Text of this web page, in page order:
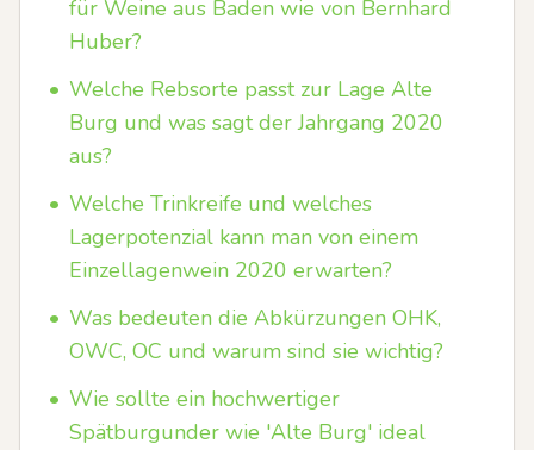
für Weine aus Baden wie von Bernhard
Huber?
• Welche Rebsorte passt zur Lage Alte
Burg und was sagt der Jahrgang 2020
aus?
• Welche Trinkreife und welches
Lagerpotenzial kann man von einem
Einzellagenwein 2020 erwarten?
• Was bedeuten die Abkürzungen OHK,
OWC, OC und warum sind sie wichtig?
• Wie sollte ein hochwertiger
Spätburgunder wie 'Alte Burg' ideal